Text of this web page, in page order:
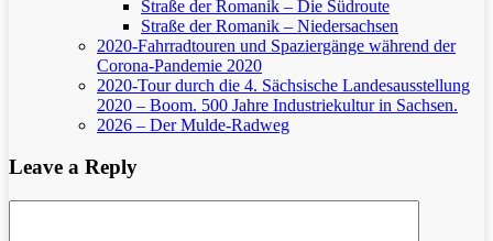
Straße der Romanik – Die Südroute
Straße der Romanik – Niedersachsen
2020-Fahrradtouren und Spaziergänge während der
Corona-Pandemie 2020
2020-Tour durch die 4. Sächsische Landesausstellung
2020 – Boom. 500 Jahre Industriekultur in Sachsen.
2026 – Der Mulde-Radweg
Leave a Reply